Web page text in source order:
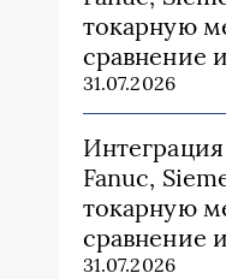
токарную
сравнение
31.07.2026
Fanuc,
токарную
сравнение
31.07.2026